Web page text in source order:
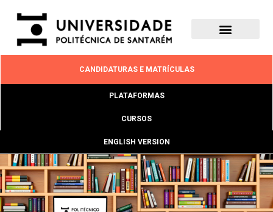
CANDIDATURAS E MATRÍCULAS
PLATAFORMAS
CURSOS
ENGLISH VERSION